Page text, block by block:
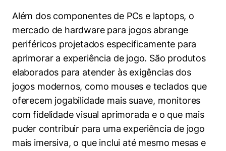
Além dos componentes de PCs e laptops, o
mercado de hardware para jogos abrange
periféricos projetados especificamente para
aprimorar a experiência de jogo. São produtos
elaborados para atender às exigências dos
jogos modernos, como mouses e teclados que
oferecem jogabilidade mais suave, monitores
com fidelidade visual aprimorada e o que mais
puder contribuir para uma experiência de jogo
mais imersiva, o que inclui até mesmo mesas e